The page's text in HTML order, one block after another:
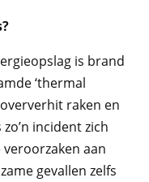
is brand
‘thermal
raken en
incident zich
aan
gevallen zelfs